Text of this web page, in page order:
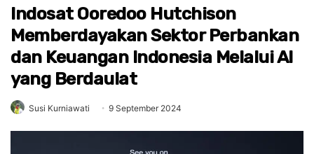
Indosat Ooredoo Hutchison
Memberdayakan Sektor Perbankan
dan Keuangan Indonesia Melalui AI
yang Berdaulat
Susi Kurniawati 9 September 2024